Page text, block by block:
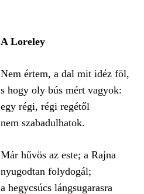
A Loreley
Nem értem, a dal mit idéz föl,
s hogy oly bús mért vagyok:
egy régi, régi regétől
nem szabadulhatok.
Már hűvös az este; a Rajna
nyugodtan folydogál;
a hegycsúcs lángsugarasra